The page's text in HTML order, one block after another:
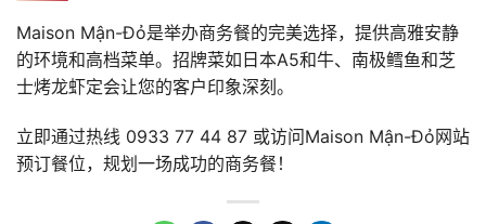
Maison Mận-Đỏ是举办商务餐的完美选择，提供高雅安静
的环境和高档菜单。招牌菜如日本A5和牛、南极鳕鱼和芝
士烤龙虾定会让您的客户印象深刻。
立即通过热线 0933 77 44 87 或访问Maison Mận-Đỏ网站
预订餐位，规划一场成功的商务餐！